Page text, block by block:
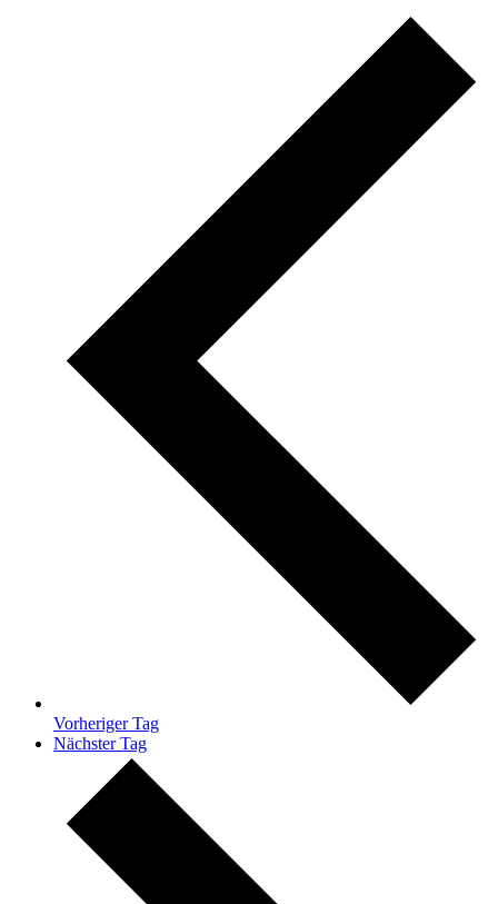
Vorheriger Tag
Nächster Tag